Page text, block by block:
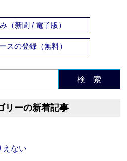
（新聞 / 電子版）
スの登録（無料）
検 索
リーの新着記事
えない